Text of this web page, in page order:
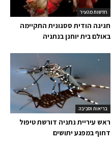
חדשות מהעיר
חגיגה הודית ססגונית התקיימה
באולם בית יוחנן בנתניה
בריאות וסביבה
ראש עיריית נתניה דורשת טיפול
דחוף במפגע יתושים